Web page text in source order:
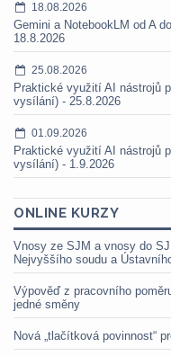
18.08.2026
Gemini a NotebookLM od A
18.8.2026
25.08.2026
Praktické využití AI nástrojů
vysílání) - 25.8.2026
01.09.2026
Praktické využití AI nástrojů
vysílání) - 1.9.2026
ONLINE KURZY
Vnosy ze SJM a vnosy do
Nejvyššího soudu a
Výpověď z pracovního
jedné směny
Nová „tlačítková povinnost“